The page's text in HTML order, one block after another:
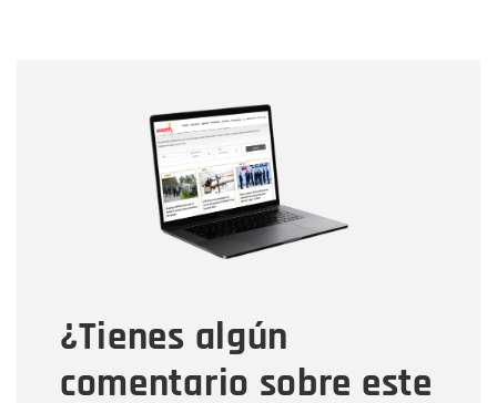
¿Tienes algún
comentario sobre este
Correo electrónico
Tipo de comentario
Mensaje